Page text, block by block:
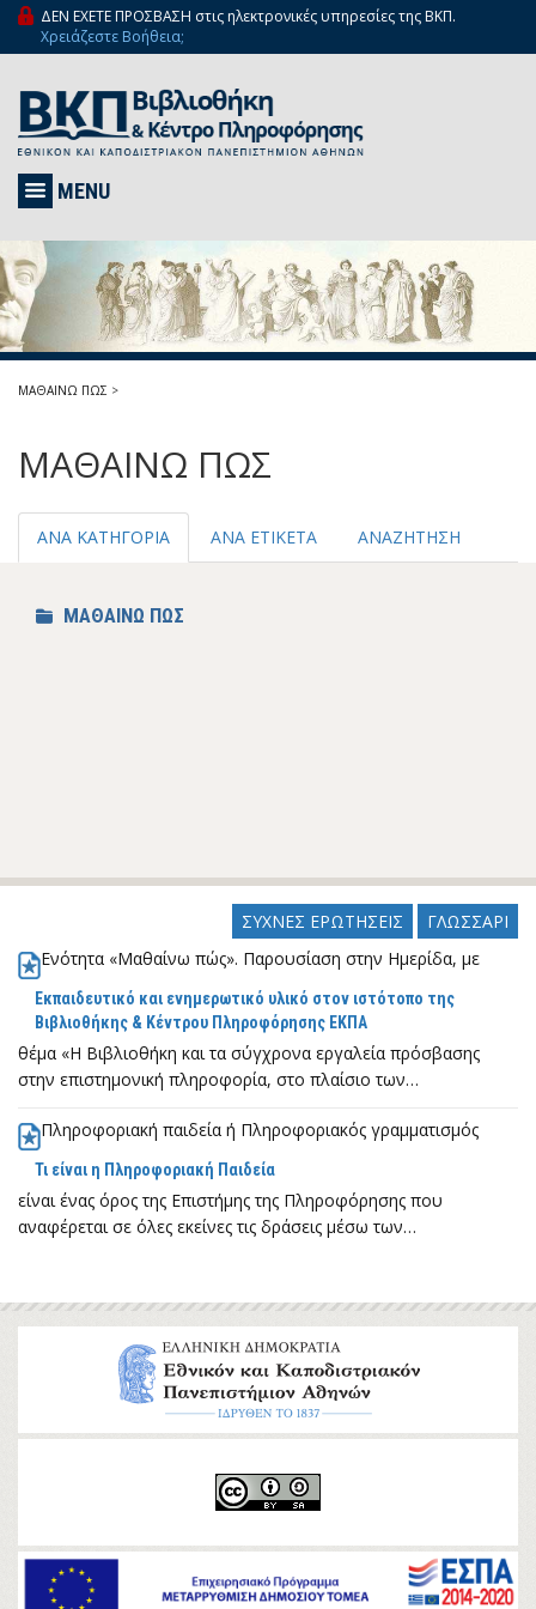
ΔΕΝ ΕΧΕΤΕ ΠΡΟΣΒΑΣΗ στις ηλεκτρονικές υπηρεσίες της ΒΚΠ.
Χρειάζεστε Βοήθεια;
MENU
ΜΑΘΑΙΝΩ ΠΩΣ >
ΜΑΘΑΙΝΩ ΠΩΣ
ΑΝΑ ΚΑΤΗΓΟΡΙΑ ΑΝΑ ΕΤΙΚΕΤΑ ΑΝΑΖΗΤΗΣΗ
ΜΑΘΑΙΝΩ ΠΩΣ
ΣΥΧΝΕΣ ΕΡΩΤΗΣΕΙΣ ΓΛΩΣΣΑΡΙ
Εκπαιδευτικό και ενημερωτικό υλικό στον ιστότοπο της
Βιβλιοθήκης & Κέντρου Πληροφόρησης ΕΚΠΑ
Ενότητα «Μαθαίνω πώς». Παρουσίαση στην Ημερίδα, με
θέμα «Η Βιβλιοθήκη και τα σύγχρονα εργαλεία πρόσβασης
στην επιστημονική πληροφορία, στο πλαίσιο των…
Τι είναι η Πληροφοριακή Παιδεία
Πληροφοριακή παιδεία ή Πληροφοριακός γραμματισμός
είναι ένας όρος της Επιστήμης της Πληροφόρησης που
αναφέρεται σε όλες εκείνες τις δράσεις μέσω των…